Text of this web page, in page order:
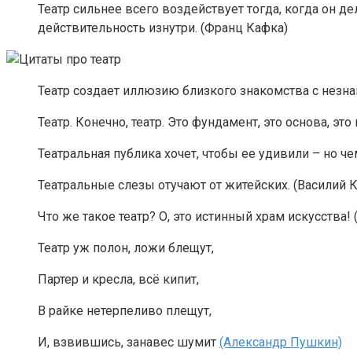
Театр сильнее всего воздействует тогда, когда
действительность изнутри. (Франц Кафка)
Театр создает иллюзию близкого знакомства с
Театр. Конечно, театр. Это фундамент, это основа,
Театральная публика хочет, чтобы ее удивили – но
Театральные слезы отучают от житейских. (Василий
Что же такое театр? О, это истинный храм
Театр уж полон, ложи блещут,
Партер и кресла, всё кипит,
В райке нетерпеливо плещут,
И, взвившись, занавес шумит (Александр Пушкин)